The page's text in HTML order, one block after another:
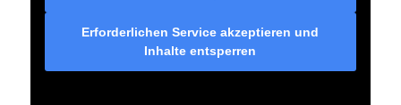
Erforderlichen Service akzeptieren und
Inhalte entsperren